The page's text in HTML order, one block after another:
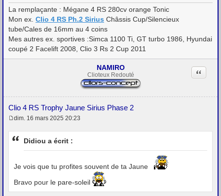
La remplaçante : Mégane 4 RS 280cv orange Tonic
Mon ex. Clio 4 RS Ph.2 Sirius Châssis Cup/Silencieux
tube/Cales de 16mm au 4 coins
Mes autres ex. sportives :Simca 1100 Ti, GT turbo 1986, Hyundai
coupé 2 Facelift 2008, Clio 3 Rs 2 Cup 2011
NAMIRO
Clioteux Redouté
Clio 4 RS Trophy Jaune Sirius Phase 2
Citation
e
s
e
dim. 16 mars 2025 20:23
Didiou a écrit :
Je vois que tu profites souvent de ta Jaune
Bravo pour le pare-soleil